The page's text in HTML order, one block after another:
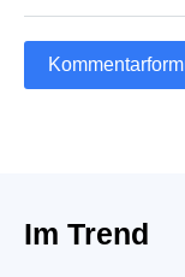
Im Trend